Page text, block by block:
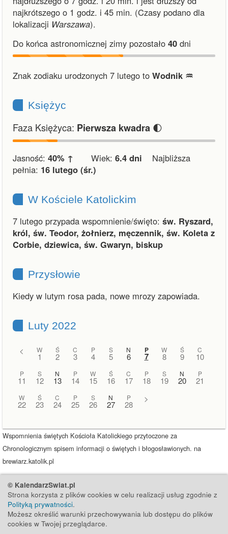
najkrótszego o 1 godz. i 45 min. (Czasy podano dla
lokalizacji Warszawa).
Do końca astronomicznej zimy pozostało 40 dni
Znak zodiaku urodzonych 7 lutego to Wodnik ♒︎
Księżyc
Faza Księżyca: Pierwsza kwadra 🌓
Jasność: 40% ↑ Wiek: 6.4 dni Najbliższa
pełnia: 16 lutego (śr.)
W Kościele Katolickim
7 lutego przypada wspomnienie/święto: św. Ryszard,
król, św. Teodor, żołnierz, męczennik, św. Koleta z
Corbie, dziewica, św. Gwaryn, biskup
Przysłowie
Kiedy w lutym rosa pada, nowe mrozy zapowiada.
Luty 2022
< W
1
Ś
2
C
3
P
4
S
5
N
6
P
7
W
8
Ś
9
C
10
P
11
S
12
N
13
P
14
W
15
Ś
16
C
17
P
18
S
19
N
20
P
21
W
22
Ś
23
C
24
P
25
S
26
N
27
P
28
>
Wspomnienia świętych Kościoła Katolickiego przytoczone za
Chronologicznym spisem informacji o świętych i błogosławionych. na
brewiarz.katolik.pl
© KalendarzSwiat.pl
Strona korzysta z plików cookies w celu realizacji usług zgodnie z
Polityką prywatności.
Możesz określić warunki przechowywania lub dostępu do plików
cookies w Twojej przeglądarce.